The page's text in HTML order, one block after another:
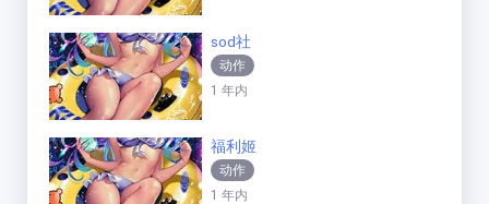
sod社
动作
1 年内
福利姬
动作
1 年内